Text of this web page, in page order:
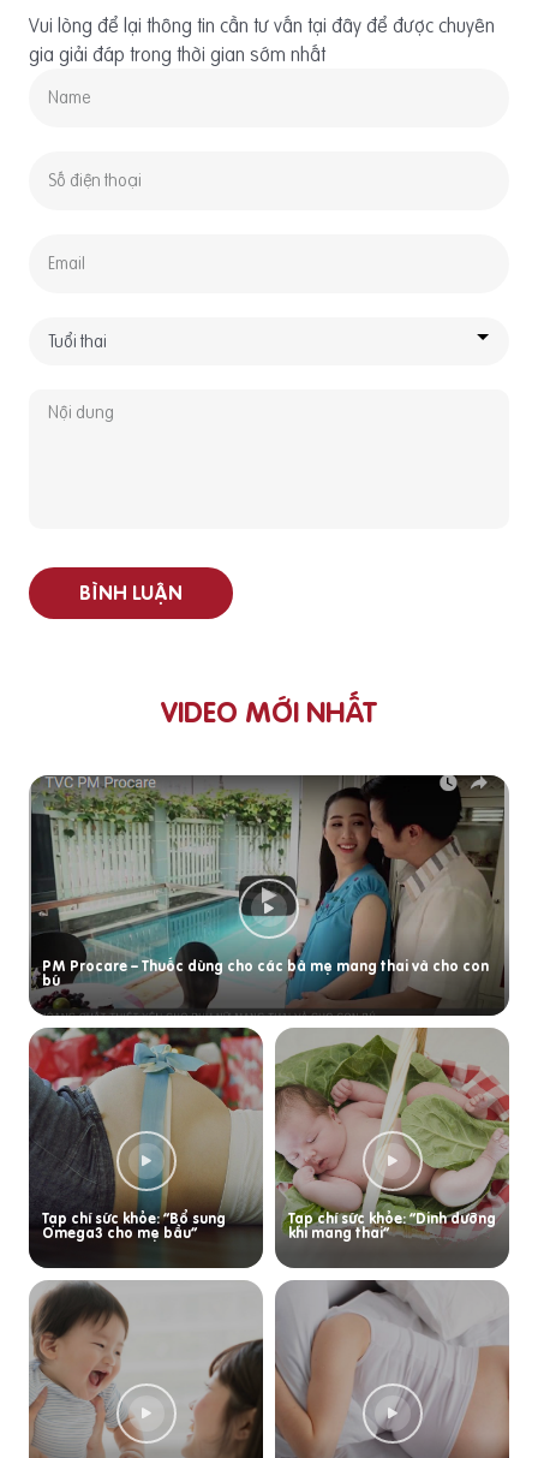
Vui lòng để lại thông tin cần tư vấn tại đây để được chuyên
gia giải đáp trong thời gian sớm nhất
BÌNH LUẬN
VIDEO MỚI NHẤT
PM Procare – Thuốc dùng cho các bà mẹ mang thai và cho con
bú
Tạp chí sức khỏe: “Bổ sung
Omega3 cho mẹ bầu”
Tạp chí sức khỏe: “Dinh dưỡng
khi mang thai”